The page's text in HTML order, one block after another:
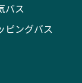
バス
ピングバス